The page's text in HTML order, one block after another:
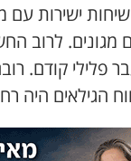
ישירות
מגונים. לרוב
פלילי קודם.
הגילאים היה רחב